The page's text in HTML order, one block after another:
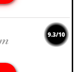
9.3/10